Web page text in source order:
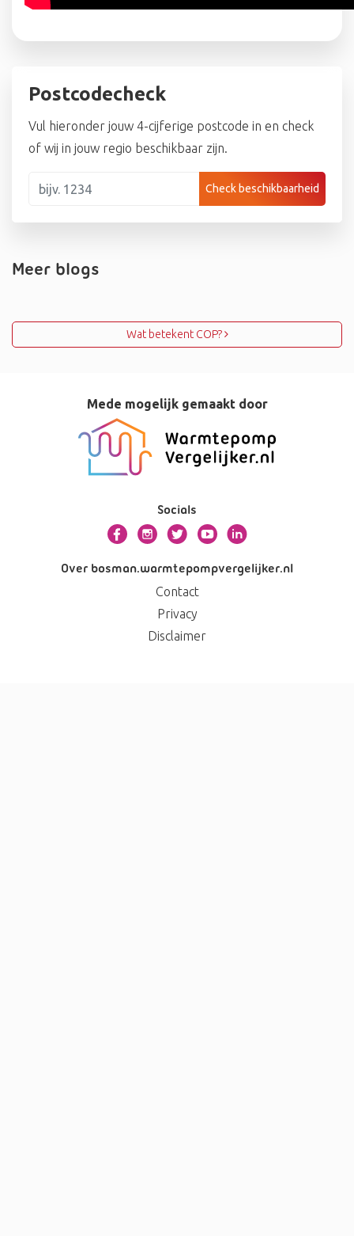
Postcodecheck
Vul hieronder jouw 4-cijferige postcode in en check
of wij in jouw regio beschikbaar zijn.
Check beschikbaarheid
Meer blogs
Wat betekent COP?
Mede mogelijk gemaakt door
Socials
Over bosman.warmtepompvergelijker.nl
Contact
Privacy
Disclaimer